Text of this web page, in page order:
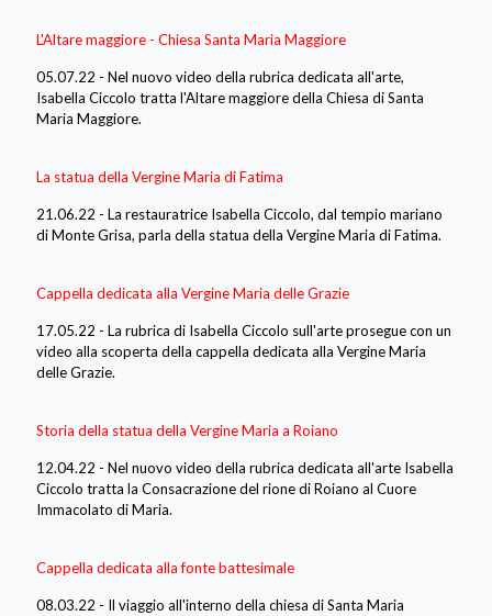
L'Altare maggiore - Chiesa Santa Maria Maggiore
05.07.22 - Nel nuovo video della rubrica dedicata all'arte,
Isabella Ciccolo tratta l'Altare maggiore della Chiesa di Santa
Maria Maggiore.
La statua della Vergine Maria di Fatima
21.06.22 - La restauratrice Isabella Ciccolo, dal tempio mariano
di Monte Grisa, parla della statua della Vergine Maria di Fatima.
Cappella dedicata alla Vergine Maria delle Grazie
17.05.22 - La rubrica di Isabella Ciccolo sull'arte prosegue con un
video alla scoperta della cappella dedicata alla Vergine Maria
delle Grazie.
Storia della statua della Vergine Maria a Roiano
12.04.22 - Nel nuovo video della rubrica dedicata all'arte Isabella
Ciccolo tratta la Consacrazione del rione di Roiano al Cuore
Immacolato di Maria.
Cappella dedicata alla fonte battesimale
08.03.22 - Il viaggio all'interno della chiesa di Santa Maria